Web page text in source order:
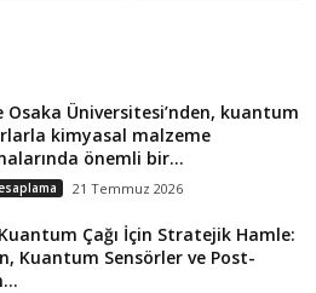
Osaka Üniversitesi’nden, kuantum
kimyasal malzeme
önemli bir...
21 Temmuz 2026
Kuantum Çağı İçin Stratejik Hamle:
Kuantum Sensörler ve Post-